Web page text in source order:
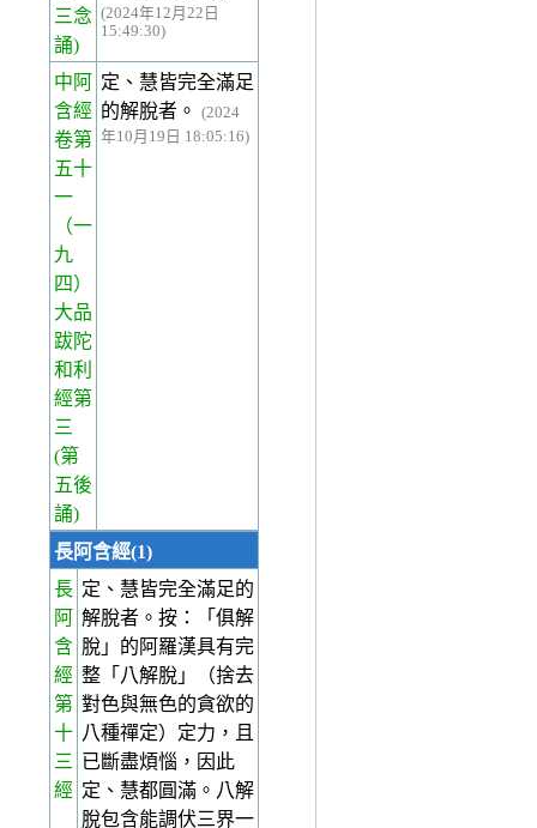
三念
誦)
(2024年12月22日
15:49:30)
中阿
含經
卷第
五十
一
（一
九
四）
大品
跋陀
和利
經第
三
(第
五後
誦)
定、慧皆完全滿足
的解脫者。
(2024
年10月19日 18:05:16)
長阿含經(1)
長
阿
含
經
第
十
三
經
定、慧皆完全滿足的
解脫者。按：「俱解
脫」的阿羅漢具有完
整「八解脫」（捨去
對色與無色的貪欲的
八種禪定）定力，且
已斷盡煩惱，因此
定、慧都圓滿。八解
脫包含能調伏三界一